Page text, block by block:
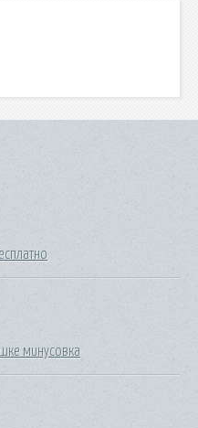
минусовка